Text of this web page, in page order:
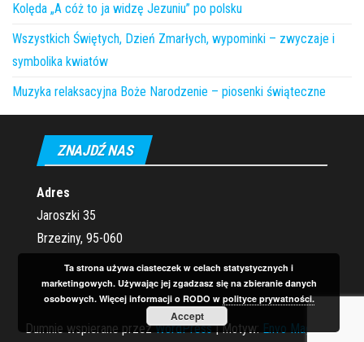
Kolęda „A cóż to ja widzę Jezuniu” po polsku
Wszystkich Świętych, Dzień Zmarłych, wypominki – zwyczaje i
symbolika kwiatów
Muzyka relaksacyjna Boże Narodzenie – piosenki świąteczne
ZNAJDŹ NAS
Adres
Jaroszki 35
Brzeziny, 95-060
Dumnie wspierane przezWordPress |Motyw:Envo Magazine
Ta strona używa ciasteczek w celach statystycznych i
marketingowych. Używając jej zgadzasz się na zbieranie danych
osobowych. Więcej informacji o RODO w polityce prywatności.
Accept